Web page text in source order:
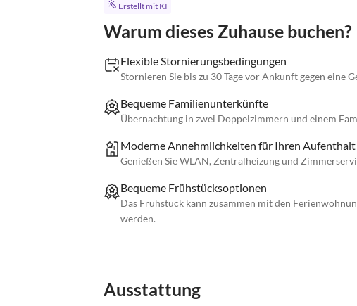
Erstellt mit KI
Warum dieses Zuhause buchen?
Flexible Stornierungsbedingungen
Stornieren Sie bis zu 30 Tage vor Ankunft gegen eine
Bequeme Familienunterkünfte
Übernachtung in zwei Doppelzimmern und einem
Moderne Annehmlichkeiten für Ihren Aufenthalt
Genießen Sie WLAN, Zentralheizung und
Bequeme Frühstücksoptionen
Das Frühstück kann zusammen mit den
werden.
Ausstattung